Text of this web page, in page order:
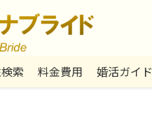
索 料金費用 婚活ガイド